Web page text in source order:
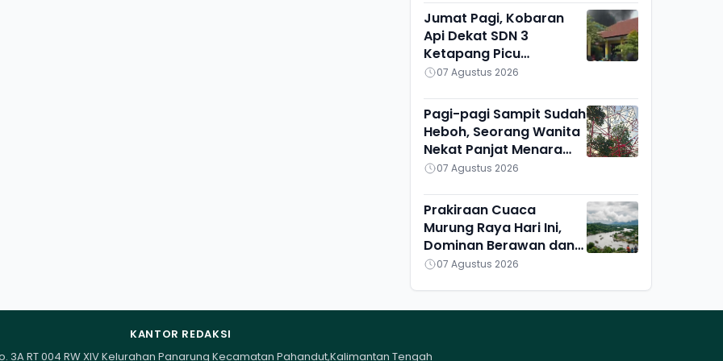
Jumat Pagi, Kobaran
Api Dekat SDN 3
Ketapang Picu
Kepanikan Siswa
07 Agustus 2026
Pagi-pagi Sampit Sudah
Heboh, Seorang Wanita
Nekat Panjat Menara
TVRI, Mau Apa?
07 Agustus 2026
Prakiraan Cuaca
Murung Raya Hari Ini,
Dominan Berawan dan
Cerah, Seribu Riam
07 Agustus 2026
KANTOR REDAKSI
3A RT 004 RW XIV Kelurahan Panarung Kecamatan Pahandut,Kalimantan Tengah